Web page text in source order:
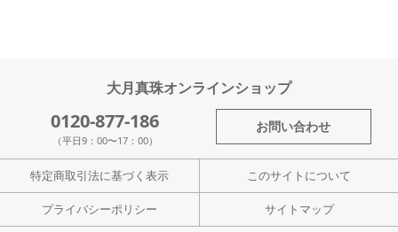
大月真珠オンラインショップ
0120-877-186
（平日9：00〜17：00）
お問い合わせ
特定商取引法に基づく表示 このサイトについて
プライバシーポリシー サイトマップ